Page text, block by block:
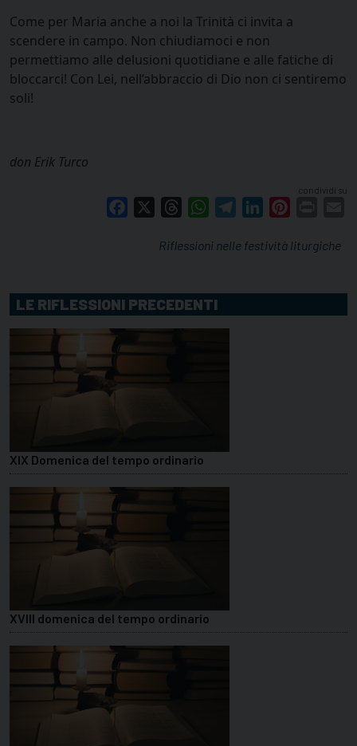
Come per Maria anche a noi la Trinità ci invita a
scendere in campo. Non chiudiamoci e non
permettiamo alle delusioni quotidiane e alle fatiche di
bloccarci! Con Lei, nell’abbraccio di Dio non ci sentiremo
soli!
don Erik Turco
condividi su
Facebook ThreadsWhatsAppTelegramLinkedIn
Riflessioni nelle festività liturgiche
LE RIFLESSIONI PRECEDENTI
XIX Domenica del tempo ordinario
XVIII domenica del tempo ordinario